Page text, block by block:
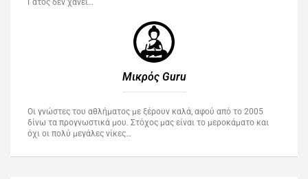
Μικρός Guru​
Οι γνώστες του αθλήματος με ξέρουν καλά, αφού από το 2005
δίνω τα προγνωστικά μου. Στόχος μας είναι το μεροκάματο και
όχι οι πολύ μεγάλες νίκες…